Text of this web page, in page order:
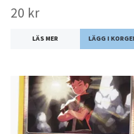
20 kr
LÄS MER